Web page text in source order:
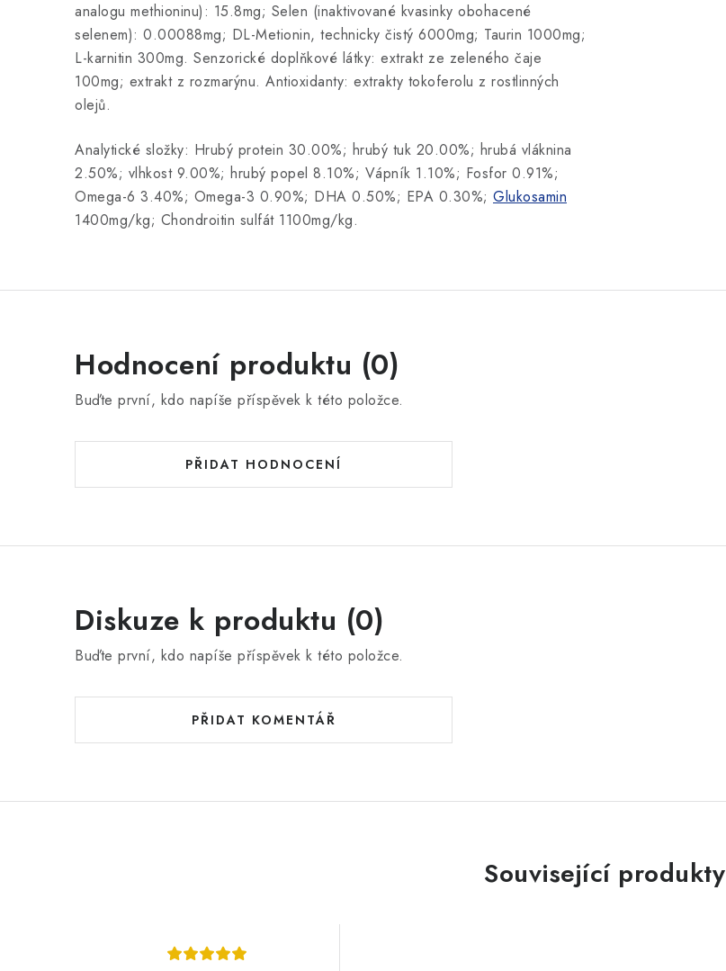
analogu methioninu): 15.8mg; Selen (inaktivované kvasinky obohacené
selenem): 0.00088mg; DL-Metionin, technicky čistý 6000mg; Taurin 1000mg;
L-karnitin 300mg. Senzorické doplňkové látky: extrakt ze zeleného čaje
100mg; extrakt z rozmarýnu. Antioxidanty: extrakty tokoferolu z rostlinných
olejů.
Analytické složky: Hrubý protein 30.00%; hrubý tuk 20.00%; hrubá vláknina
2.50%; vlhkost 9.00%; hrubý popel 8.10%; Vápník 1.10%; Fosfor 0.91%;
Omega-6 3.40%; Omega-3 0.90%; DHA 0.50%; EPA 0.30%; Glukosamin
1400mg/kg; Chondroitin sulfát 1100mg/kg.
Hodnocení produktu (0)
Buďte první, kdo napíše příspěvek k této položce.
PŘIDAT HODNOCENÍ
Diskuze k produktu (0)
Buďte první, kdo napíše příspěvek k této položce.
PŘIDAT KOMENTÁŘ
Související produkty